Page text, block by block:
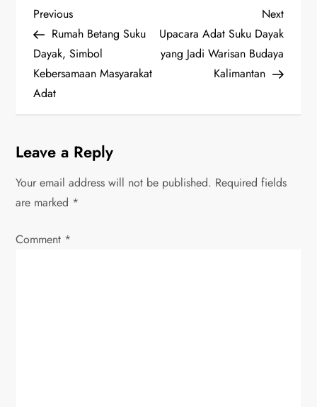
P
o
s
n
a
v
i
Previous
Post
Previous
Rumah Betang Suku
Dayak, Simbol
Kebersamaan Masyarakat
Adat
Next
Post
Next
Upacara Adat Suku Dayak
yang Jadi Warisan Budaya
Kalimantan
Leave a Reply
Your email address will not be published. Required fields
are marked *
Comment *